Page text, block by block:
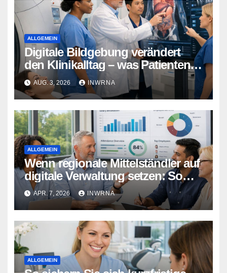
ALLGEMEIN
Digitale Bildgebung verändert
den Klinikalltag – was Patienten
jetzt wissen sollten
AUG. 3, 2026 INWRNA
ALLGEMEIN
Wenn regionale Mittelständler auf
digitale Verwaltung setzen: So
entlastet moderne Technik Ihre
Personalabteilung
APR. 7, 2026 INWRNA
ALLGEMEIN